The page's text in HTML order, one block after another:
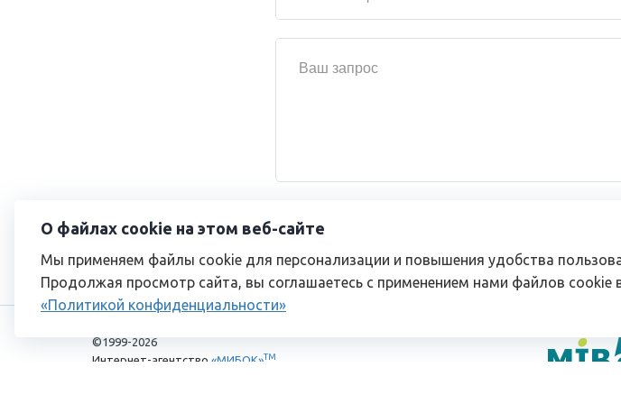
О файлах cookie на этом веб-сайте
Мы применяем файлы cookie для персонализации и повышения удобства
Продолжая просмотр сайта, вы соглашаетесь с применением нами файлов cookie
«Политикой конфиденциальности»
©1999-2026
Интернет-агентство «МИБОК»TM